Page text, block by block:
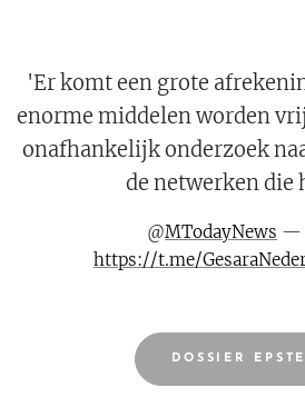
'Er komt een grote
enorme middelen worden
onafhankelijk onderzoek
de netwerken die
@MTodayNews —
https://t.me/
DOSSIER